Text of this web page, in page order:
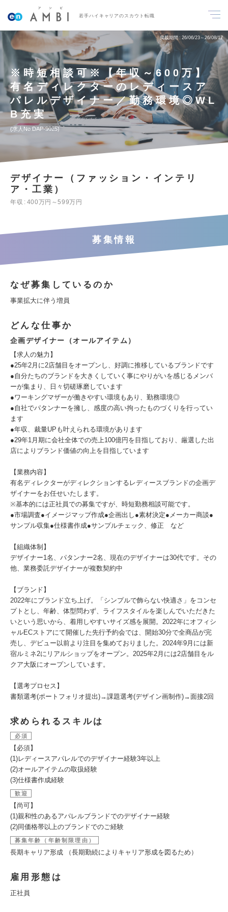
若手ハイキャリアのスカウト転職
掲載期間 26/06/23～26/08/17
※時短相談可※【年収～600万】
有名ディレクターのレディースア
パレルデザイナー／勤務環境◎WL
B充実
求人No.DAP-9025
デザイナー（ファッション・インテリ
ア・工業）
年収 400万円～599万円
募集情報
なぜ募集しているのか
事業拡大に伴う増員
どんな仕事か
企画デザイナー（オールアイテム）
【求人の魅力】
●25年2月に2店舗目をオープンし、好調に推移しているブランドです
●自分たちのブランドを大きくしていく事にやりがいを感じるメンバ
ーが集まり、日々切磋琢磨しています
●ワーキングマザーが働きやすい環境もあり、勤務環境◎
●自社でパタンナーを擁し、感度の高い拘ったものづくりを行ってい
ます
●年収、裁量UPも叶えられる環境があります
●29年1月期に会社全体での売上100億円を目指しており、厳選した出
店によりブランド価値の向上を目指しています
【業務内容】
有名ディレクターがディレクションするレディースブランドの企画デ
ザイナーをお任せいたします。
※基本的には正社員での募集ですが、時短勤務相談可能です。
●市場調査●イメージマップ作成●企画出し●素材決定●メーカー商談●
サンプル収集●仕様書作成●サンプルチェック、修正 など
【組織体制】
デザイナー1名、パタンナー2名、現在のデザイナーは30代です。その
他、業務委託デザイナーが複数契約中
【ブランド】
2022年にブランド立ち上げ。「シンプルで飾らない快適さ」をコンセ
プトとし、年齢、体型問わず、ライフスタイルを楽しんでいただきた
いという思いから、着用しやすいサイズ感を展開。2022年にオフィシ
ャルECストアにて開催した先行予約会では、開始30分で全商品が完
売し、デビュー以前より注目を集めておりました。2024年9月には新
宿ルミネ2にリアルショップをオープン。2025年2月には2店舗目をル
クア大阪にオープンしています。
【選考プロセス】
書類選考(ポートフォリオ提出)→課題選考(デザイン画制作)→面接2回
求められるスキルは
必須
【必須】
(1)レディースアパレルでのデザイナー経験3年以上
(2)オールアイテムの取扱経験
(3)仕様書作成経験
歓迎
【尚可】
(1)親和性のあるアパレルブランドでのデザイナー経験
(2)同価格帯以上のブランドでのご経験
募集年齢（年齢制限理由）
長期キャリア形成 （長期勤続によりキャリア形成を図るため）
雇用形態は
正社員